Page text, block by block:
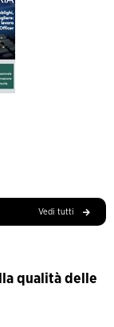
Vedi tutti
qualità delle